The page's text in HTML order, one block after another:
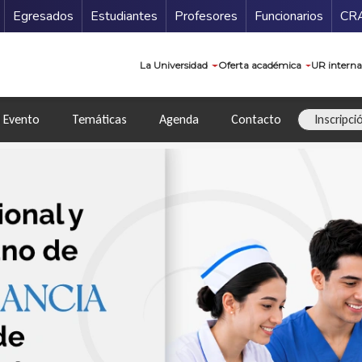
Secundario
Egresados Estudiantes Profesores Funcionarios
La Universidad Oferta académica UR
Evento Temáticas Agenda Contacto